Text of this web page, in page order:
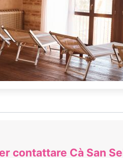
godere della doccia a cascata
specifici per le varie parti del
di Ca’ San Sebastiano e della
CONTATTA Cà San
contattare Cà San